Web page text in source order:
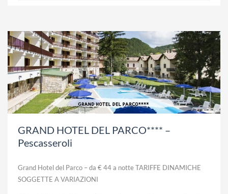
GRAND HOTEL DEL PARCO**** –
Pescasseroli
Grand Hotel del Parco – da € 44 a notte TARIFFE DINAMICHE
SOGGETTE A VARIAZIONI